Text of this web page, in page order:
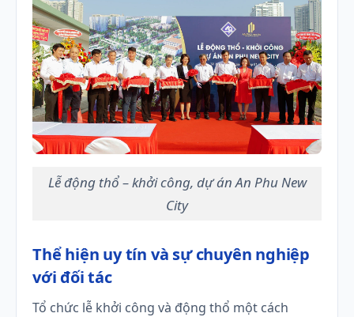
Lễ động thổ – khởi công, dự án An Phu New
City
Thể hiện uy tín và sự chuyên nghiệp
với đối tác
Tổ chức lễ khởi công và động thổ một cách